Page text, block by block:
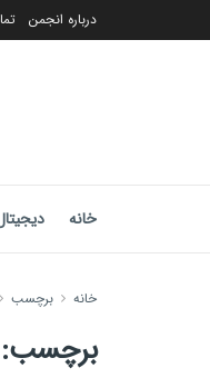
درباره انجمن
خانه
خانه برچسب